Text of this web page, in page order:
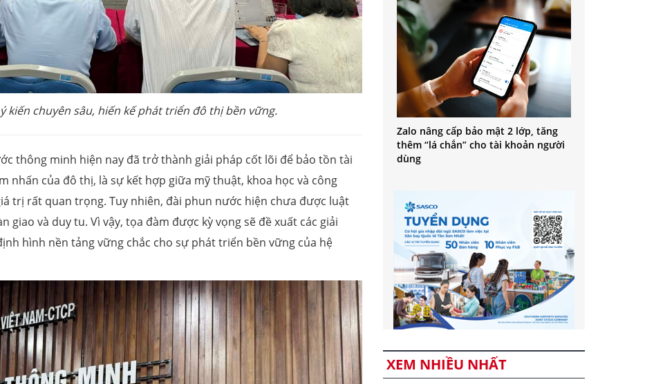
kiến chuyên sâu, hiến kế phát triển đô thị bền vững.
thông minh hiện nay đã trở thành giải pháp cốt lõi để bảo tồn tài
nhấn của đô thị, là sự kết hợp giữa mỹ thuật, khoa học và công
trị rất quan trọng. Tuy nhiên, đài phun nước hiện chưa được luật
giao và duy tu. Vì vậy, tọa đàm được kỳ vọng sẽ đề xuất các giải
hình nền tảng vững chắc cho sự phát triển bền vững của hệ
Zalo nâng cấp bảo mật 2 lớp, tăng
thêm “lá chắn” cho tài khoản người
dùng
XEM NHIỀU NHẤT